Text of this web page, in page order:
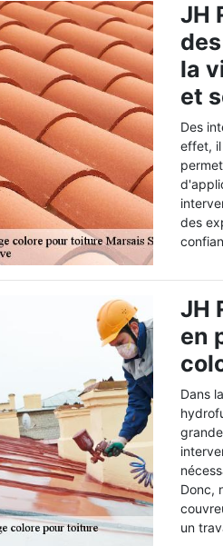
JH
la
et
Des
effet,
des
JH
en
Dans
Donc,
un